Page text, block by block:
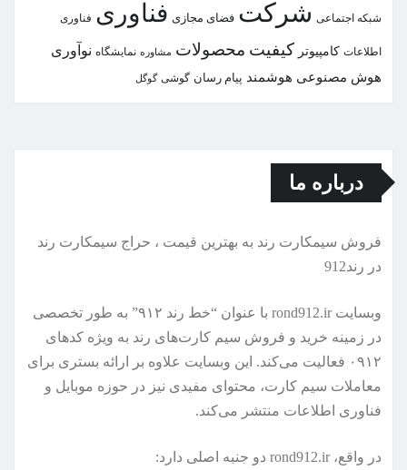
شبكه اجتماعی شركت فضای مجازی فناوری فناوری
اطلاعات كامپیوتر كیفیت محصولات مشاوره نمایشگاه نوآوری
هوش مصنوعی هوشمند پیام رسان گوشی گوگل
درباره ما
فروش سیمكارت رند به بهترین قیمت ، حراج سیمكارت رند
در رند912
وبسایت rond912.ir با عنوان “خط رند ۹۱۲” به طور تخصصی
در زمینه خرید و فروش سیم کارت‌های رند به ویژه کدهای
۰۹۱۲ فعالیت می‌کند. این وبسایت علاوه بر ارائه بستری برای
معاملات سیم کارت، محتوای مفیدی نیز در حوزه موبایل و
فناوری اطلاعات منتشر می‌کند.
در واقع، rond912.ir دو جنبه اصلی دارد: